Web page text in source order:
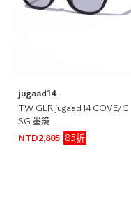
jugaad14
TW GLR jugaad14 COVE/G
SG 墨鏡
NTD2,805
85折